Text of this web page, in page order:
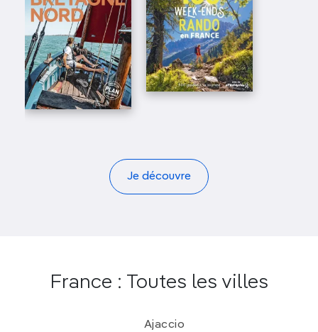
Je découvre
France : Toutes les villes
Ajaccio